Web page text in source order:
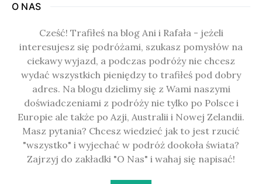
O NAS
Cześć! Trafiłeś na blog Ani i Rafała - jeżeli
interesujesz się podróżami, szukasz pomysłów na
ciekawy wyjazd, a podczas podróży nie chcesz
wydać wszystkich pieniędzy to trafiłeś pod dobry
adres. Na blogu dzielimy się z Wami naszymi
doświadczeniami z podróży nie tylko po Polsce i
Europie ale także po Azji, Australii i Nowej Zelandii.
Masz pytania? Chcesz wiedzieć jak to jest rzucić
"wszystko" i wyjechać w podróż dookoła świata?
Zajrzyj do zakładki "O Nas" i wahaj się napisać!